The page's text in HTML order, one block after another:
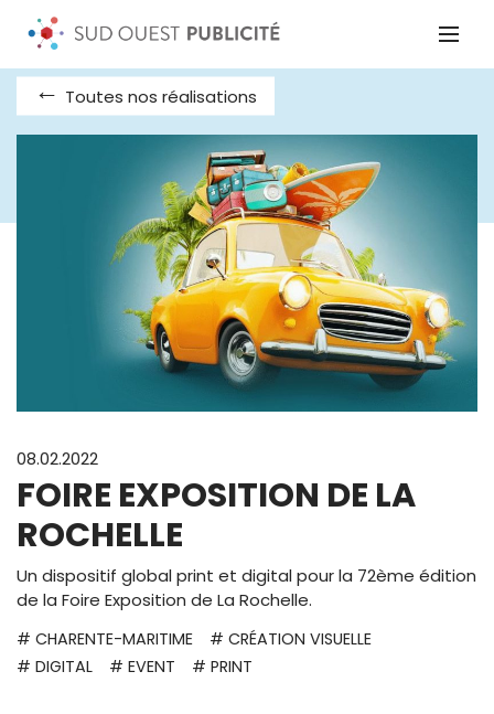
Toutes nos réalisations
08.02.2022
FOIRE EXPOSITION DE LA
ROCHELLE
Un dispositif global print et digital pour la 72ème édition
de la Foire Exposition de La Rochelle.
# CHARENTE-MARITIME
# CRÉATION VISUELLE
# DIGITAL
# EVENT # PRINT